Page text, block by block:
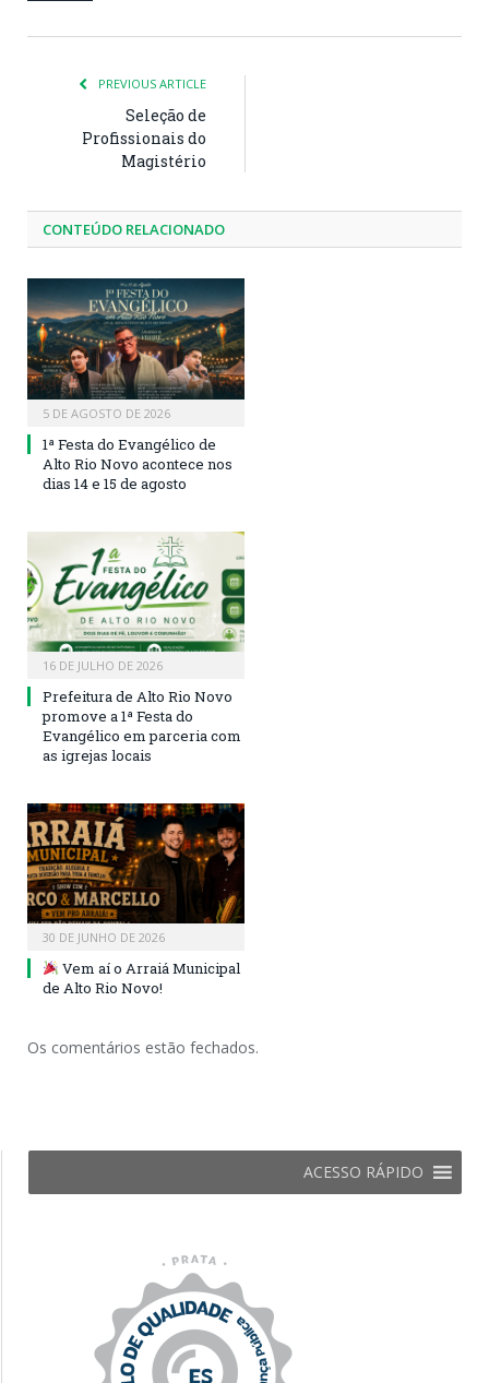
PREVIOUS ARTICLE
Seleção de
Profissionais do
Magistério
CONTEÚDO RELACIONADO
5 DE AGOSTO DE 2026
1ª Festa do Evangélico de
Alto Rio Novo acontece nos
dias 14 e 15 de agosto
16 DE JULHO DE 2026
Prefeitura de Alto Rio Novo
promove a 1ª Festa do
Evangélico em parceria com
as igrejas locais
30 DE JUNHO DE 2026
Vem aí o Arraiá Municipal
de Alto Rio Novo!
Os comentários estão fechados.
ACESSO RÁPIDO